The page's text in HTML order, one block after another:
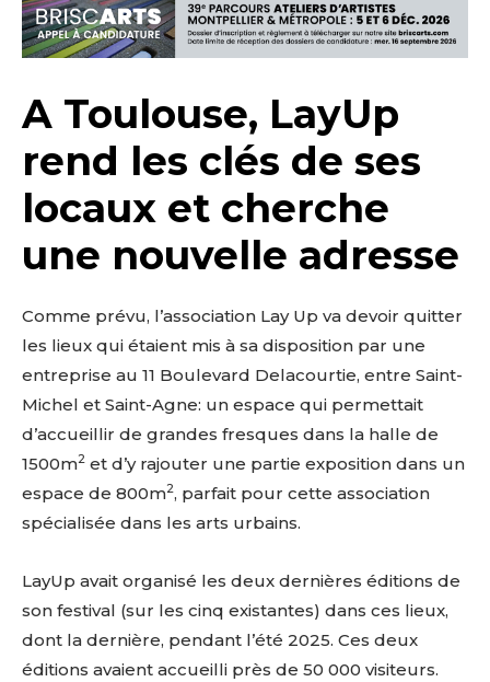
A Toulouse, LayUp
rend les clés de ses
locaux et cherche
une nouvelle adresse
Comme prévu, l’association Lay Up va devoir quitter
les lieux qui étaient mis à sa disposition par une
entreprise au 11 Boulevard Delacourtie, entre Saint-
Michel et Saint-Agne: un espace qui permettait
d’accueillir de grandes fresques dans la halle de
1500m2 et d’y rajouter une partie exposition dans un
espace de 800m2, parfait pour cette association
spécialisée dans les arts urbains.
LayUp avait organisé les deux dernières éditions de
son festival (sur les cinq existantes) dans ces lieux,
dont la dernière, pendant l’été 2025. Ces deux
éditions avaient accueilli près de 50 000 visiteurs.